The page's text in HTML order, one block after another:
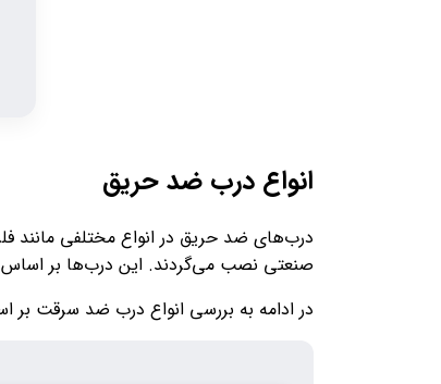
انواع درب ضد حریق
درب‌های ضد حریق در انواع مختلفی مانند
صنعتی نصب می‌گردند. این درب‌ها بر اساس مدت زمان مقاومت
در ادامه به بررسی انواع درب ضد سرقت